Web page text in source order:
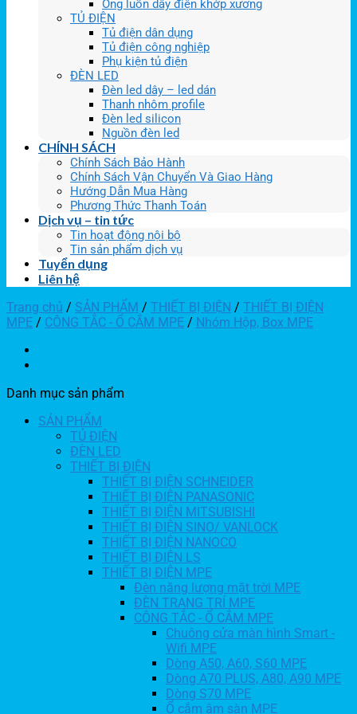
Ống luồn dây điện khớp xương
TỦ ĐIỆN
Tủ điện dân dụng
Tủ điện công nghiệp
Phụ kiện tủ điện
ĐÈN LED
Đèn led dây – led dán
Thanh nhôm profile
Đèn led silicon
Nguồn đèn led
CHÍNH SÁCH
Chính Sách Bảo Hành
Chính Sách Vận Chuyển Và Giao Hàng
Hướng Dẫn Mua Hàng
Phương Thức Thanh Toán
Dịch vụ – tin tức
Tin hoạt động nội bộ
Tin sản phẩm dịch vụ
Tuyển dụng
Liên hệ
Trang chủ / SẢN PHẨM / THIẾT BỊ ĐIỆN / THIẾT BỊ ĐIỆN
MPE / CÔNG TẮC - Ổ CẮM MPE / Nhóm Hộp, Box MPE
Danh mục sản phẩm
SẢN PHẨM
TỦ ĐIỆN
ĐÈN LED
THIẾT BỊ ĐIỆN
THIẾT BỊ ĐIỆN SCHNEIDER
THIẾT BỊ ĐIỆN PANASONIC
THIẾT BỊ ĐIỆN MITSUBISHI
THIẾT BỊ ĐIỆN SINO/ VANLOCK
THIẾT BỊ ĐIỆN NANOCO
THIẾT BỊ ĐIỆN LS
THIẾT BỊ ĐIỆN MPE
Đèn năng lượng mặt trời MPE
ĐÈN TRANG TRÍ MPE
CÔNG TẮC - Ổ CẮM MPE
Chuông cửa màn hình Smart -
Wifi MPE
Dòng A50, A60, S60 MPE
Dòng A70 PLUS, A80, A90 MPE
Dòng S70 MPE
Ổ cắm âm sàn MPE